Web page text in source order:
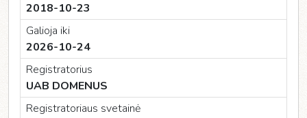
2018-10-23
Galioja iki
2026-10-24
Registratorius
UAB DOMENUS
Registratoriaus svetainė